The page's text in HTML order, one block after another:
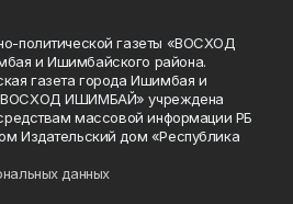
политической газеты «ВОСХОД
и Ишимбайского района.
газета города Ишимбая и
ИШИМБАЙ» учреждена
массовой информации РБ
Издательский дом «Республика
данных